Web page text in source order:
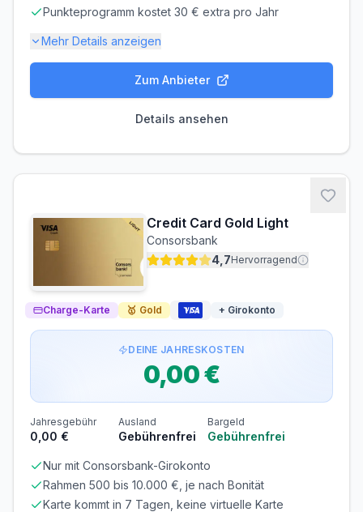
Punkteprogramm kostet 30 € extra pro Jahr
Mehr Details anzeigen
Kostenlos
Zinsen & Kredit
Voraussetzungen
MINDESTALTER
ab 18 Jahren
MINDESTEINKOMMEN
SCHUFA-ABFRAGE
Erforderlich
GIROKONTO
Abrechnung & Zahlung
Automatischer Einzug
Der Rechnungsbetrag wird automatisch per SEPA-
Lastschrift von Ihrem Konto abgebucht.
Lastschriftverfahren: Bei der Beantragung der Karte
zieht den fälligen Rechnungsbetrag einmal monatlich
Zeitpunkt: Die Abbuchung erfolgt in der Regel 5 bis 10
Tage nach dem Erstellen Ihrer monatlichen Abrechnung.
Zum Anbieter
Details ansehen
Credit Card Gold Light
Consorsbank
4,7Hervorragend
Charge-Karte 🥇 Gold + Girokonto
DEINE JAHRESKOSTEN
0,00 €
Jahresgebühr
0,00 €
Ausland
Gebührenfrei
Bargeld
Gebührenfrei
Nur mit Consorsbank-Girokonto
Rahmen 500 bis 10.000 €, je nach Bonität
Karte kommt in 7 Tagen, keine virtuelle Karte